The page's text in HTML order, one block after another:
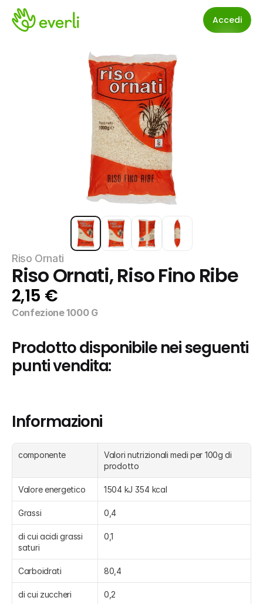
Accedi
Riso Ornati
Riso Ornati, Riso Fino Ribe
2,15 €
Confezione 1000 G
Prodotto disponibile nei seguenti
punti vendita:
Informazioni
componente
Valori nutrizionali medi per 100g di
prodotto
Valore energetico 1504 kJ 354 kcal
Grassi 0,4
di cui acidi grassi
saturi
0,1
Carboidrati 80,4
di cui zuccheri 0,2